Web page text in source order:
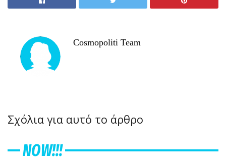
Cosmopoliti Team
Σχόλια για αυτό το άρθρο
NOW!!!